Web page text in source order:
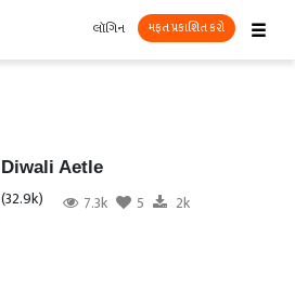
☰
લૉગિન મફત પ્રકાશિત કરો
Diwali Aetle
(32.9k) 7.3k 5 2k